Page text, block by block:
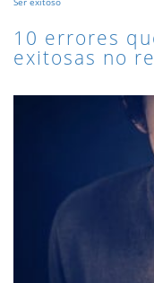
10 errores
exitosas no